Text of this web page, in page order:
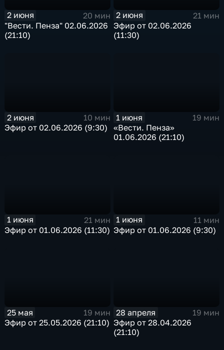
2 июня
20 мин
"Вести. Пенза" 02.06.2026
(21:10)
2 июня
21 мин
Эфир от 02.06.2026
(11:30)
2 июня
10 мин
Эфир от 02.06.2026 (9:30)
1 июня
19 мин
«Вести. Пенза»
01.06.2026 (21:10)
1 июня
21 мин
Эфир от 01.06.2026 (11:30)
1 июня
11 мин
Эфир от 01.06.2026 (9:30)
25 мая
19 мин
Эфир от 25.05.2026 (21:10)
28 апреля
19 мин
Эфир от 28.04.2026
(21:10)